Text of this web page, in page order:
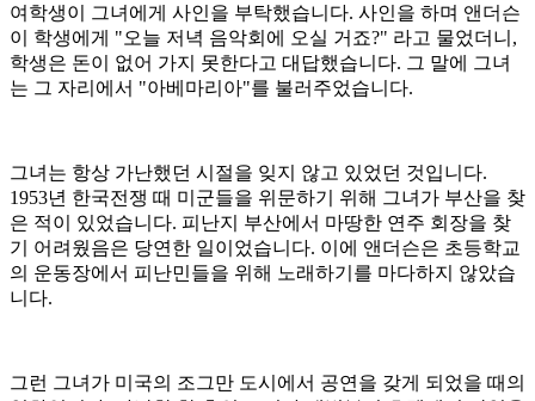
여학생이 그녀에게 사인을 부탁했습니다. 사인을 하며 앤더슨
이 학생에게 "오늘 저녁 음악회에 오실 거죠?" 라고 물었더니 ,
학생은 돈이 없어 가지 못한다고 대답했습니다. 그 말에 그녀
는 그 자리에서 "아베마리아"를 불러주었습니다.
그녀는 항상 가난했던 시절을 잊지 않고 있었던 것입니다.
1953년 한국전쟁 때 미군들을 위문하기 위해 그녀가 부산을 찾
은 적이 있었습니다. 피난지 부산에서 마땅한 연주 회장을 찾
기 어려웠음은 당연한 일이었습니다. 이에 앤더슨은 초등학교
의 운동장에서 피난민들을 위해 노래하기를 마다하지 않았습
니다.
그런 그녀가 미국의 조그만 도시에서 공연을 갖게 되었을 때의